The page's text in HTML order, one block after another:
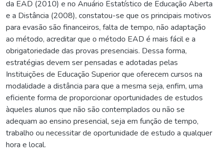
da EAD (2010) e no Anuário Estatístico de Educação Aberta
e a Distância (2008), constatou-se que os principais motivos
para evasão são financeiros, falta de tempo, não adaptação
ao método, acreditar que o método EAD é mais fácil e a
obrigatoriedade das provas presenciais. Dessa forma,
estratégias devem ser pensadas e adotadas pelas
Instituições de Educação Superior que oferecem cursos na
modalidade a distância para que a mesma seja, enfim, uma
eficiente forma de proporcionar oportunidades de estudos
àqueles alunos que não são contemplados ou não se
adequam ao ensino presencial, seja em função de tempo,
trabalho ou necessitar de oportunidade de estudo a qualquer
hora e local.